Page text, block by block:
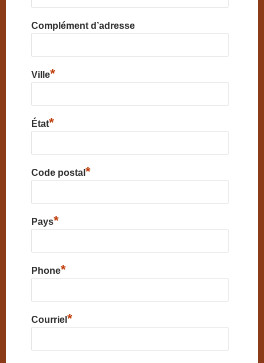
Complément d’adresse
Ville*
État*
Code postal *
Pays*
Phone*
Courriel *